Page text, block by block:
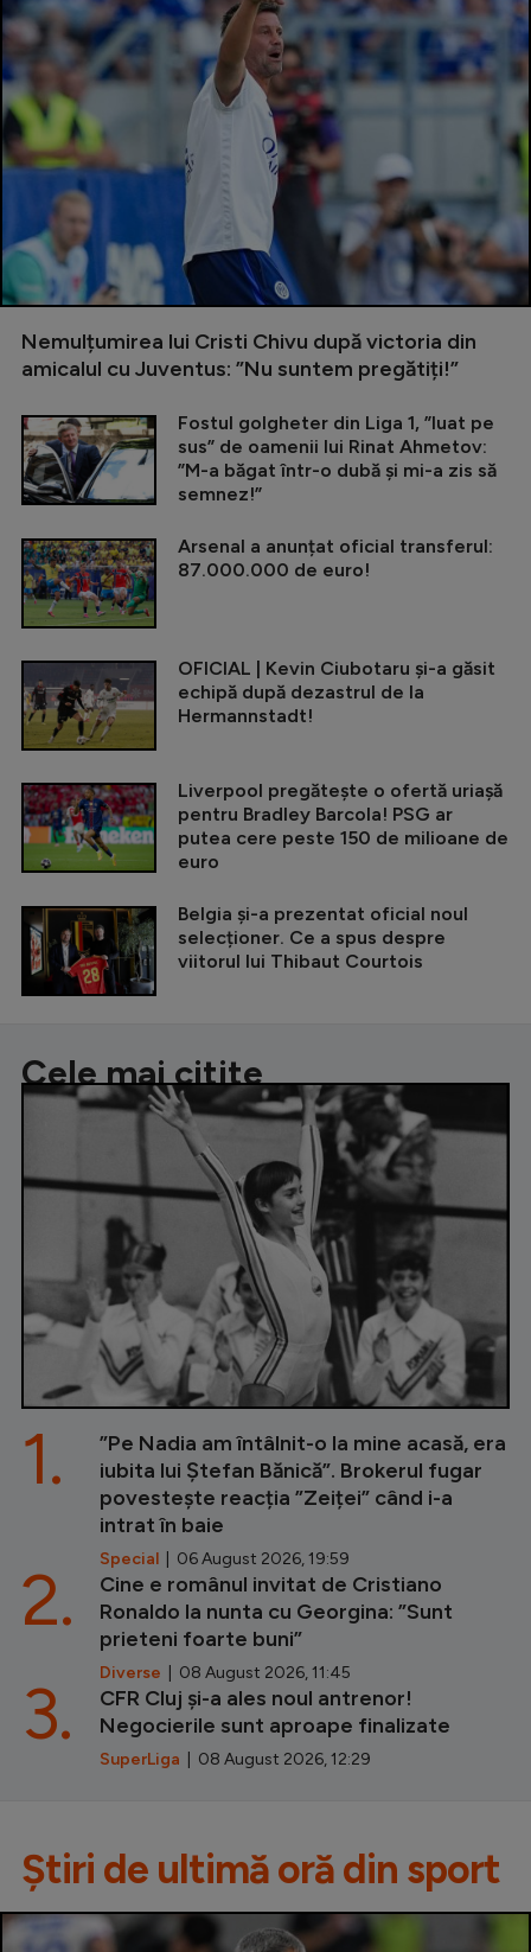
Nemulțumirea lui Cristi Chivu după victoria din
amicalul cu Juventus: ”Nu suntem pregătiți!”
Fostul golgheter din Liga 1, ”luat pe
sus” de oamenii lui Rinat Ahmetov:
”M-a băgat într-o dubă și mi-a zis să
semnez!”
Arsenal a anunțat oficial transferul:
87.000.000 de euro!
OFICIAL | Kevin Ciubotaru și-a găsit
echipă după dezastrul de la
Hermannstadt!
Liverpool pregătește o ofertă uriașă
pentru Bradley Barcola! PSG ar
putea cere peste 150 de milioane de
euro
Belgia și-a prezentat oficial noul
selecționer. Ce a spus despre
viitorul lui Thibaut Courtois
Cele mai citite
”Pe Nadia am întâlnit-o la mine acasă, era
iubita lui Ștefan Bănică”. Brokerul fugar
povestește reacția ”Zeiței” când i-a
intrat în baie
Special | 06 August 2026, 19:59
1.
Cine e românul invitat de Cristiano
Ronaldo la nunta cu Georgina: ”Sunt
prieteni foarte buni”
Diverse | 08 August 2026, 11:45
2.
CFR Cluj și-a ales noul antrenor!
Negocierile sunt aproape finalizate
SuperLiga | 08 August 2026, 12:29
3.
Știri de ultimă oră din sport